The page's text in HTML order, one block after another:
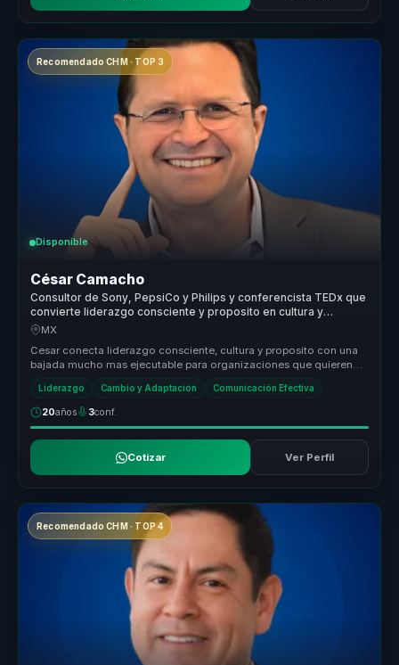
Recomendado CHM · TOP 3
Disponible
César Camacho
Consultor de Sony, PepsiCo y Philips y conferencista TEDx que
convierte liderazgo consciente y proposito en cultura y
desempeno para empresas.
MX
Cesar conecta liderazgo consciente, cultura y proposito con una
bajada mucho mas ejecutable para organizaciones que quieren
Liderazgo Cambio y Adaptación Comunicación Efectiva
20años 3conf.
Cotizar Ver Perfil
Recomendado CHM · TOP 4